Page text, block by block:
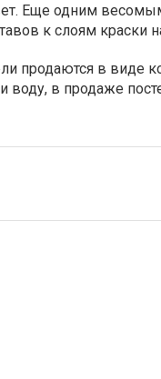
Еще одним
к слоям краски
продаются в виде
воду, в продаже